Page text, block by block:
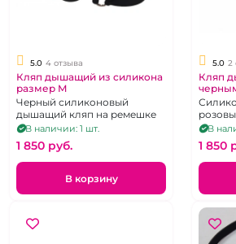
5.0 4 отзыва
Кляп дышащий из силикона
размер M
Черный силиконовый
дышащий кляп на ремешке
В наличии: 1 шт.
1 850 pуб.
В корзину
5.0 2
Кляп
изВ
1 850